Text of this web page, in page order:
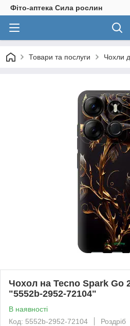
Фіто-аптека Сила рослин
Товари та послуги Чохли
Чохол на Tecno Spark Go
"5552b-2952-72104"
В наявності
Код: 5552b-2952-72104
Роздріб